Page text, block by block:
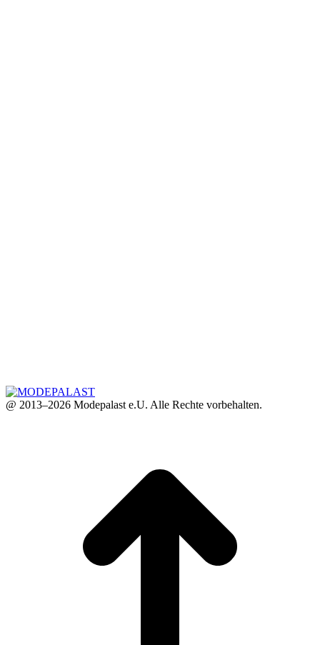
@ 2013–2026 Modepalast e.U. Alle Rechte vorbehalten.